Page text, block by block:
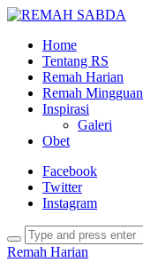
Home
Tentang RS
Remah Harian
Remah Mingguan
Inspirasi
Galeri
Obet
Facebook
Twitter
Instagram
Remah Harian